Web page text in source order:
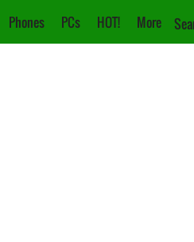
Phones PCs HOT! More